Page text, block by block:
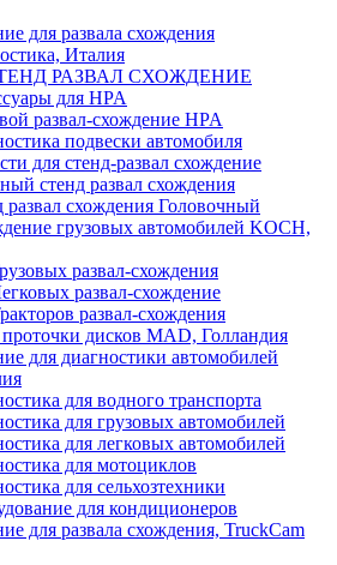
для развала схождения
Италия
РАЗВАЛ СХОЖДЕНИЕ
для HPA
развал-схождение HPA
подвески автомобиля
для стенд-развал схождение
стенд развал схождения
развал схождения Головочный
грузовых автомобилей KOCH,
развал-схождения
развал-схождение
развал-схождения
дисков MAD, Голландия
для диагностики автомобилей
для водного транспорта
для грузовых автомобилей
для легковых автомобилей
для мотоциклов
для сельхозтехники
для кондиционеров
для развала схождения, TruckCam